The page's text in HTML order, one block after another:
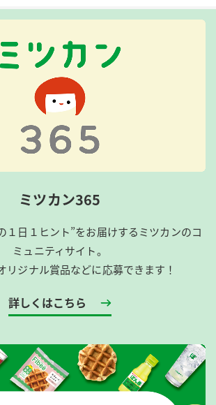
ミツカン365
１日１ヒント”をお届けするミツカンのコ
ミュニティサイト。
リジナル賞品などに応募できます！
詳しくはこちら